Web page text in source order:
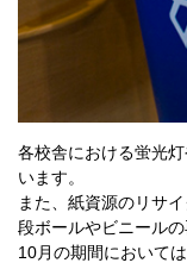
各校舎における蛍光
います。
また、紙資源のリサ
段ボールやビニール
10月の期間において